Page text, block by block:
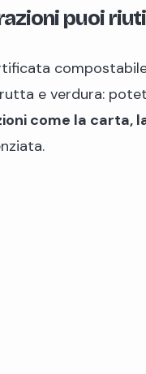
puoi
e verdura:
come la carta,